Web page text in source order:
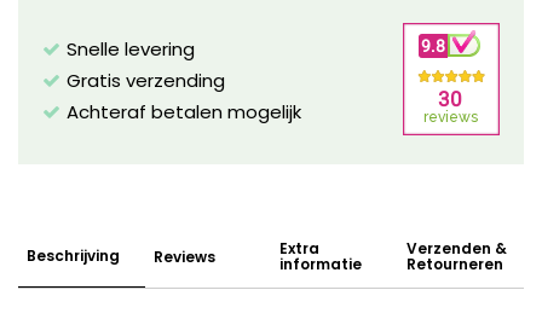
Snelle levering
Gratis verzending
Achteraf betalen mogelijk
Beschrijving Reviews Extra
informatie
Verzenden &
Retourneren